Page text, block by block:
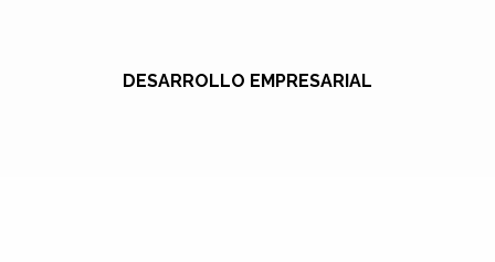
DESARROLLO EMPRESARIAL